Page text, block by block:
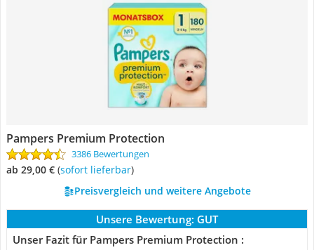
Pampers Premium Protection
3386 Bewertungen
ab 29,00 € ( Sofort lieferbar)
Preisvergleich und weitere Angebote
Unsere Bewertung: GUT
Unser Fazit für Pampers Premium Protection :